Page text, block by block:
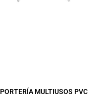
PORTERÍA MULTIUSOS PVC